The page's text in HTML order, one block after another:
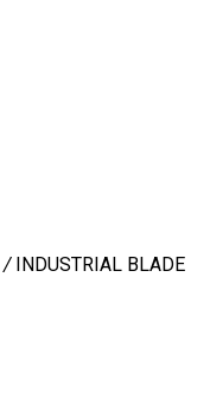
/INDUSTRIAL BLADE